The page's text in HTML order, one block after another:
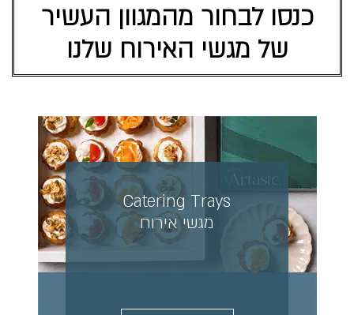
כנסו לבחור מהמגוון העשיר
של מגשי האירוח שלנו
Catering Trays
מגשי אירוח